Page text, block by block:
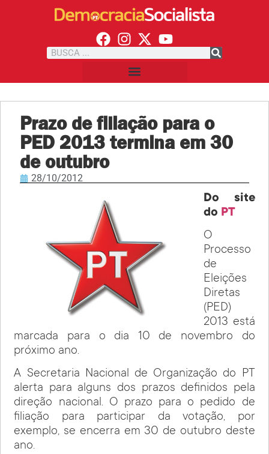
Prazo de filiação para o
PED 2013 termina em 30
de outubro
28/10/2012
Do site
do PT
O
Processo
de
Eleições
Diretas
(PED)
2013 está
marcada para o dia 10 de novembro do
próximo ano.
A Secretaria Nacional de Organização do PT
alerta para alguns dos prazos definidos pela
direção nacional. O prazo para o pedido de
filiação para participar da votação, por
exemplo, se encerra em 30 de outubro deste
ano.